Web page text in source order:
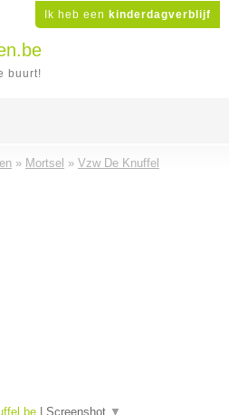
Ik heb een kinderdagverblijf
buurt!
» Mortsel » Vzw De Knuffel
Screenshot ▼